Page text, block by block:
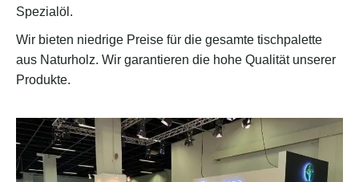
Spezialöl.
Wir bieten niedrige Preise für die gesamte tischpalette
aus Naturholz. Wir garantieren die hohe Qualität unserer
Produkte.